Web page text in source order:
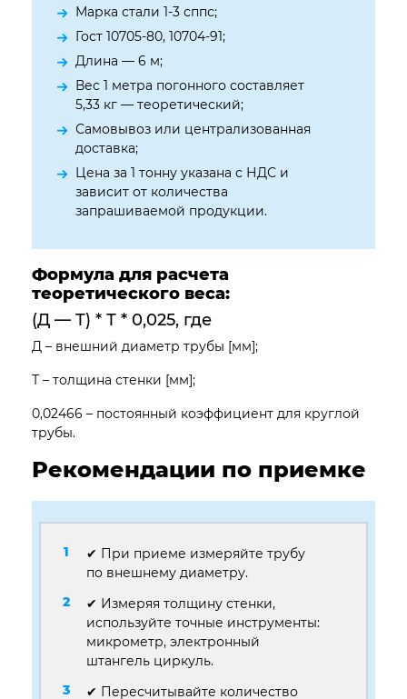
Марка стали 1-3 сппс;
Гост 10705-80, 10704-91;
Длина — 6 м;
Вес 1 метра погонного составляет
5,33 кг — теоретический;
Самовывоз или централизованная
доставка;
Цена за 1 тонну указана с НДС и
зависит от количества
запрашиваемой продукции.
Формула для расчета
теоретического веса:
(Д — Т) * Т * 0,025, где
Д – внешний диаметр трубы [мм];
Т – толщина стенки [мм];
0,02466 – постоянный коэффициент для круглой
трубы.
Рекомендации по приемке
✔ При приеме измеряйте трубу
по внешнему диаметру.
✔ Измеряя толщину стенки,
используйте точные инструменты:
микрометр, электронный
штангель циркуль.
✔ Пересчитывайте количество